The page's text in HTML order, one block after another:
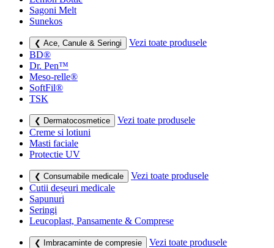
Sagoni Melt
Sunekos
❮ Ace, Canule & Seringi
Vezi toate produsele
BD®
Dr. Pen™
Meso-relle®
SoftFil®
TSK
❮ Dermatocosmetice
Vezi toate produsele
Creme si lotiuni
Masti faciale
Protectie UV
❮ Consumabile medicale
Vezi toate produsele
Cutii deșeuri medicale
Sapunuri
Seringi
Leucoplast, Pansamente & Comprese
❮ Imbracaminte de compresie
Vezi toate produsele